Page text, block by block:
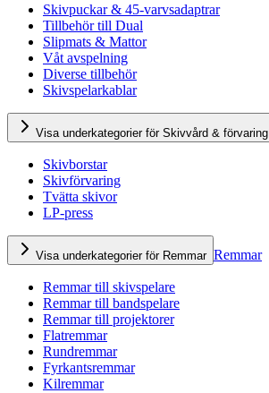
Skivpuckar & 45-varvsadaptrar
Tillbehör till Dual
Slipmats & Mattor
Våt avspelning
Diverse tillbehör
Skivspelarkablar
Visa underkategorier för Skivvård & förvaring
Skivborstar
Skivförvaring
Tvätta skivor
LP-press
Visa underkategorier för Remmar Remmar
Remmar till skivspelare
Remmar till bandspelare
Remmar till projektorer
Flatremmar
Rundremmar
Fyrkantsremmar
Kilremmar